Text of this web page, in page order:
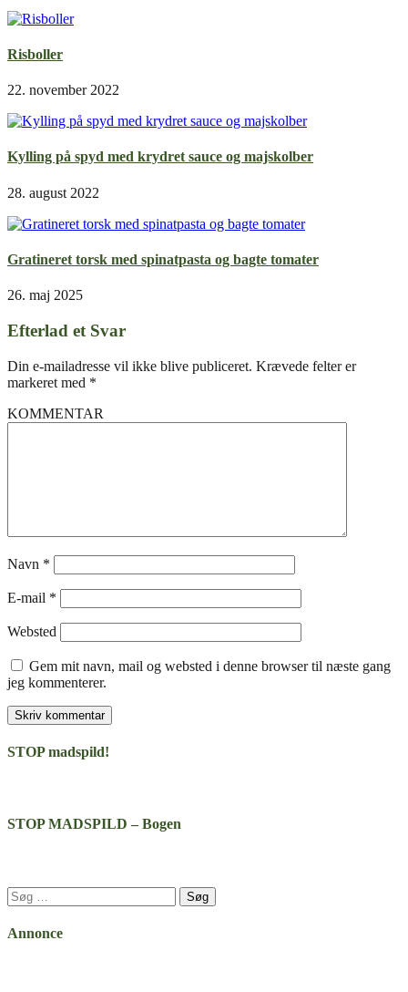
Risboller
22. november 2022
Kylling på spyd med krydret sauce og majskolber
28. august 2022
Gratineret torsk med spinatpasta og bagte tomater
26. maj 2025
Efterlad et Svar
Din e-mailadresse vil ikke blive publiceret. Krævede felter er
markeret med *
KOMMENTAR
Navn *
E-mail *
Websted
Gem mit navn, mail og websted i denne browser til næste gang
jeg kommenterer.
STOP madspild!
STOP MADSPILD – Bogen
Søg
efter:
Annonce